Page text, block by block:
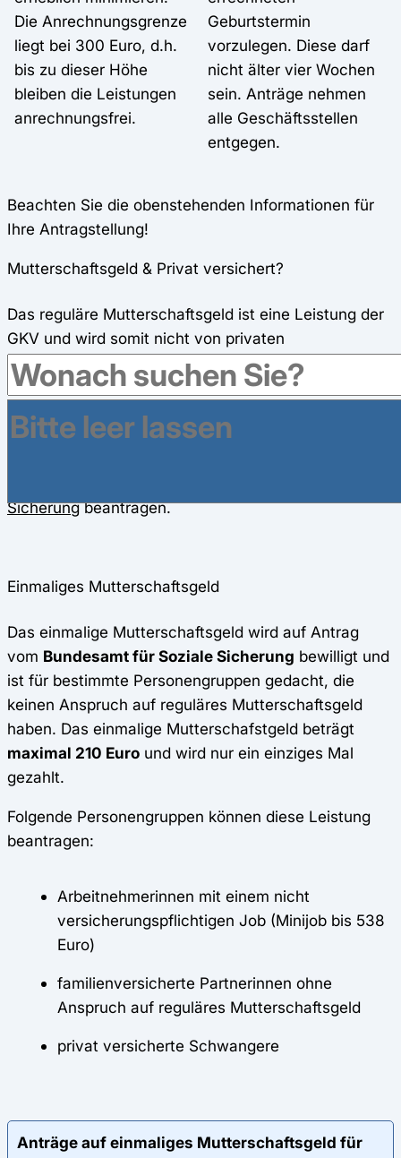
Die Anrechnungsgrenze
liegt bei 300 Euro, d.h.
bis zu dieser Höhe
bleiben die Leistungen
anrechnungsfrei.
Geburtstermin
vorzulegen. Diese darf
nicht älter vier Wochen
sein. Anträge nehmen
alle Geschäftsstellen
entgegen.
Beachten Sie die obenstehenden Informationen für
Ihre Antragstellung!
Mutterschaftsgeld & Privat versichert?
Das reguläre Mutterschaftsgeld ist eine Leistung der
GKV und wird somit nicht von privaten
Krankenkassen gezahlt. Privat versicherte
Schwangere bekommen innerhalb der Schutzfrist ihr
vom Arbeitgeber weiterhin ausgezahlt. Außer dem
Sicherungbeantragen.
Einmaliges Mutterschaftsgeld
Das einmalige Mutterschaftsgeld wird auf Antrag
vom Bundesamt für Soziale Sicherung bewilligt und
ist für bestimmte Personengruppen gedacht, die
keinen Anspruch auf reguläres Mutterschaftsgeld
haben. Das einmalige Mutterschafstgeld beträgt
maximal 210 Euro und wird nur ein einziges Mal
gezahlt.
Folgende Personengruppen können diese Leistung
beantragen:
Arbeitnehmerinnen mit einem nicht
versicherungspflichtigen Job (Minijob bis 538
Euro)
familienversicherte Partnerinnen ohne
Anspruch auf reguläres Mutterschaftsgeld
privat versicherte Schwangere
Anträge auf einmaliges Mutterschaftsgeld für